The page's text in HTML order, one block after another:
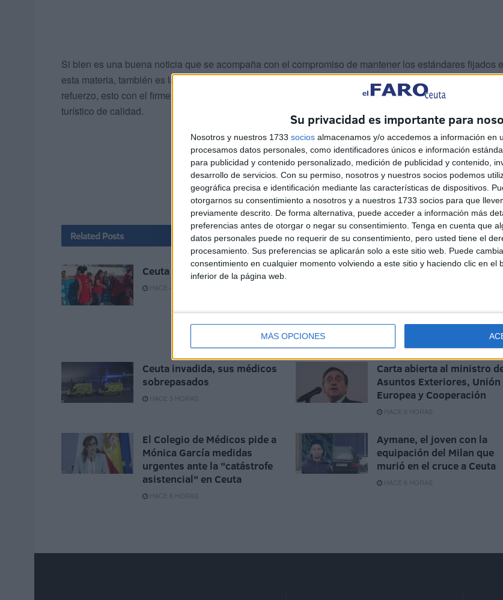
Su privacidad es importante para
Nosotros y nuestros 1733 socios almacenamos y/o accedemos a información en
procesamos datos personales, como identificadores únicos e información
para publicidad y contenido personalizado, medición de publicidad y contenido,
desarrollo de servicios. Con su permiso, nosotros y nuestros socios podemos
geográfica precisa e identificación mediante las características de dispositivos.
otorgarnos su consentimiento a nosotros y a nuestros 1733 socios para que
previamente descrito. De forma alternativa, puede acceder a información más
preferencias antes de otorgar o negar su consentimiento. Tenga en cuenta que
datos personales puede no requerir de su consentimiento, pero usted tiene el
procesamiento. Sus preferencias se aplicarán solo a este sitio web. Puede
consentimiento en cualquier momento volviendo a este sitio y haciendo clic en el
inferior de la página web.
MÁS OPCIONES
Si bien es una buena noticia que se acompaña con el compromiso de mantener los estándares fijados
esta materia, también es la oportunidad de prestar atención a otros aspectos que necesiten atención y
refuerzo, esto con el firme objetivo de seguir contribuyendo al reconocimiento de Ceuta como un destino
turístico de calidad.
Related Posts
Ceuta es mucha Ceuta
HACE 4 HORAS
UGT se suma a la
unidad, respuestas y más
recursos"
Ceuta invadida, sus médicos
sobrepasados
HACE 5 HORAS
Carta abierta al ministro
Asuntos Exteriores, Unión
Europea y Cooperación
HACE 6 HORAS
El Colegio de Médicos pide a
Mónica García medidas
urgentes ante la "catástrofe
asistencial" en Ceuta
HACE 6 HORAS
Aymane, el joven con la
equipación del Milan que
murió en el cruce a Ceuta
HACE 6 HORAS